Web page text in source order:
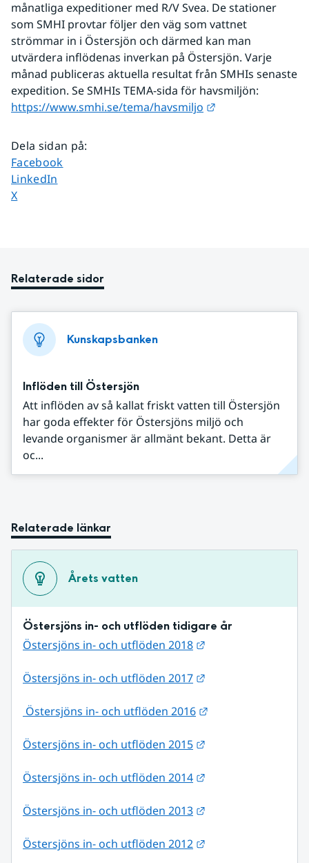
månatliga expeditioner med R/V Svea. De stationer
som SMHI provtar följer den väg som vattnet
strömmar in i Östersjön och därmed kan man
utvärdera inflödenas inverkan på Östersjön. Varje
månad publiceras aktuella resultat från SMHIs senaste
expedition. Se SMHIs TEMA-sida för havsmiljön:
https://www.smhi.se/tema/havsmiljo
Dela sidan på:
Dela sidan på
Facebook
Dela sidan på
LinkedIn
Dela sidan på
X
Relaterade sidor
Kunskapsbanken
Inflöden till Östersjön
Att inflöden av så kallat friskt vatten till Östersjön
har goda effekter för Östersjöns miljö och
levande organismer är allmänt bekant. Detta är
oc...
Relaterade länkar
Årets vatten
Östersjöns in- och utflöden tidigare år
Östersjöns in- och utflöden 2018
Östersjöns in- och utflöden 2017
Östersjöns in- och utflöden 2016
Östersjöns in- och utflöden 2015
Östersjöns in- och utflöden 2014
Östersjöns in- och utflöden 2013
Östersjöns in- och utflöden 2012